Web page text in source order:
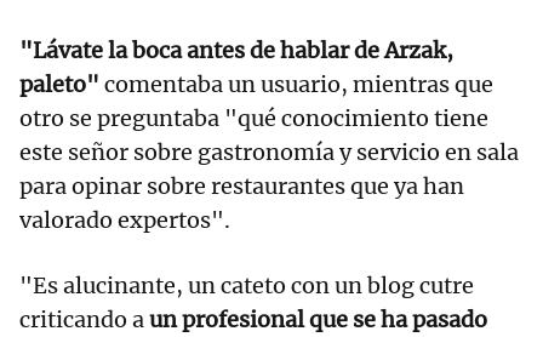
"Lávate la boca antes de hablar de Arzak,
paleto" comentaba un usuario, mientras que
otro se preguntaba "qué conocimiento tiene
este señor sobre gastronomía y servicio en sala
para opinar sobre restaurantes que ya han
valorado expertos".
"Es alucinante, un cateto con un blog cutre
criticando aun profesional que se ha pasado